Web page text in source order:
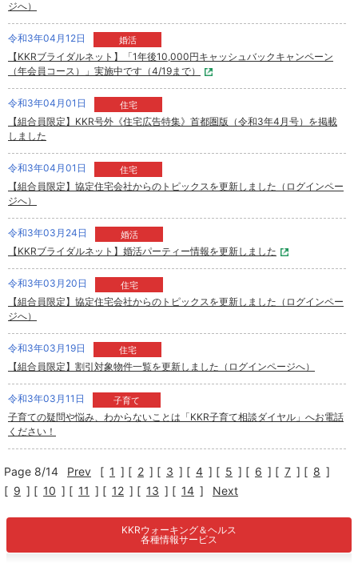
KKRウォーキング＆ヘルス
各種情報サービス
ジへ）
令和3年04月12日 婚活
【KKRブライダルネット】「1年後10,000円キャッシュバックキャンペーン
（年会員コース）」実施中です（4/19まで）
令和3年04月01日 住宅
【組合員限定】KKR号外《住宅広告特集》首都圏版（令和3年4月号）を掲載
しました
令和3年04月01日 住宅
【組合員限定】協定住宅会社からのトピックスを更新しました（ログインペー
ジへ）
令和3年03月24日 婚活
【KKRブライダルネット】婚活パーティー情報を更新しました
令和3年03月20日 住宅
【組合員限定】協定住宅会社からのトピックスを更新しました（ログインペー
ジへ）
令和3年03月19日 住宅
【組合員限定】割引対象物件一覧を更新しました（ログインページへ）
令和3年03月11日 子育て
子育ての疑問や悩み、わからないことは「KKR子育て相談ダイヤル」へお電話
ください！
Page 8/14 Prev [ 1 ] [ 2 ] [ 3 ] [ 4 ] [ 5 ] [ 6 ] [ 7 ] [ 8 ]
[ 9 ] [ 10 ] [ 11 ] [ 12 ] [ 13 ] [ 14 ] Next